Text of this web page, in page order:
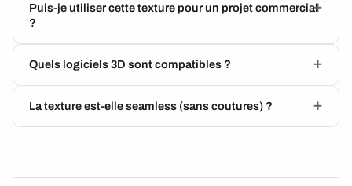
Puis-je utiliser cette texture pour un projet commercial
?
Quels logiciels 3D sont compatibles ?
La texture est-elle seamless (sans coutures) ?